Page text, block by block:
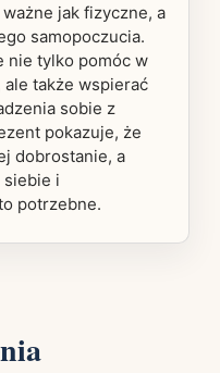
jak fizyczne, a
samopoczucia.
nie tylko pomóc w
także wspierać
sobie z
pokazuje, że
dobrostanie, a
siebie i
potrzebne.